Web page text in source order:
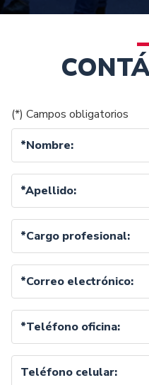
(*) Campos obligatorios